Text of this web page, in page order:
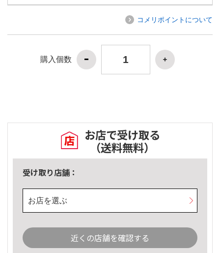
コメリポイントについて
購入個数
お店で受け取る
（送料無料）
受け取り店舗：
お店を選ぶ
近くの店舗を確認する